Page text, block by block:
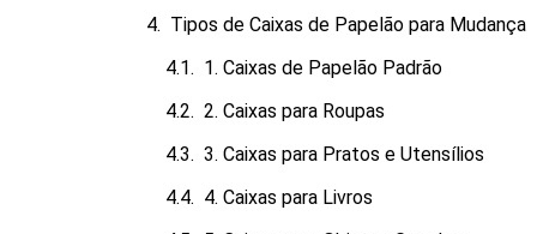
Tipos de Caixas de Papelão para Mudança
1. Caixas de Papelão Padrão
2. Caixas para Roupas
3. Caixas para Pratos e Utensílios
4. Caixas para Livros